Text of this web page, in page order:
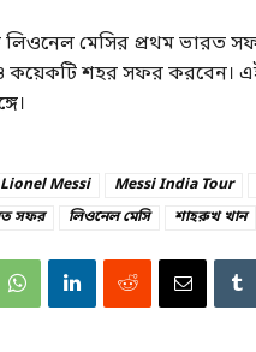
মেসির প্রথম ভারত
শহর সফর করবেন।
Lionel Messi Messi India Tour
সফর লিওনেল মেসি শাহরুখ খান